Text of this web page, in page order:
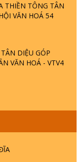
THIỀN TÔNG TÂN
VĂN HOÁ 54
DIỆU GÓP
VĂN HOÁ - VTV4
- SUỐT 49 NĂM